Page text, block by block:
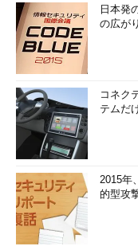
いないことが検証され
公開鍵と電子証明書
先ほど、公開鍵はだれ
渡してもかまわないと
どのような方法でその
公開鍵の持ち主（＝そ
証明するものとして「
明書を発行する機関を
取ったら（実際には証
る）、証明書の内容に
た認証局が信頼できる
日本発
の広が
コネク
テムだ
2015年
的型攻